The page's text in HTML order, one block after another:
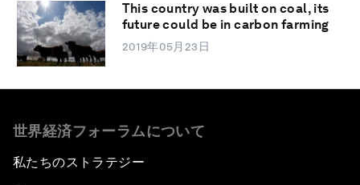
This country was built on coal, its
future could be in carbon farming
2019年05月23日
世界経済フォーラムについて
私たちのストラテジー